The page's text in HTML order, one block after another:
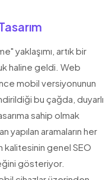
yaklaşımı, artık bir
haline geldi. Web
mobil versiyonunun
bu çağda, duyarlı
sahip olmak
yapılan aramaların her
kalitesinin genel SEO
gösteriyor.